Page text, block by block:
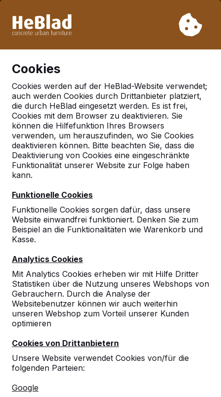
Woche 33 nicht. Bitte berücksichtigen Sie daher längere
Cookies
Cookies werden auf der HeBlad-Website verwendet;
auch werden Cookies durch Drittanbieter platziert,
die durch HeBlad eingesetzt werden. Es ist frei,
Cookies mit dem Browser zu deaktivieren. Sie
können die Hilfefunktion Ihres Browsers
verwenden, um herauszufinden, wo Sie Cookies
deaktivieren können. Bitte beachten Sie, dass die
Deaktivierung von Cookies eine eingeschränkte
Funktionalität unserer Website zur Folge haben
kann.
Funktionelle Cookies
Funktionelle Cookies sorgen dafür, dass unsere
Website einwandfrei funktioniert. Denken Sie zum
Beispiel an die Funktionalitäten wie Warenkorb und
Kasse.
Analytics Cookies
Mit Analytics Cookies erheben wir mit Hilfe Dritter
Statistiken über die Nutzung unseres Webshops von
Gebrauchern. Durch die Analyse der
Websitebenutzer können wir auch weiterhin
unseren Webshop zum Vorteil unserer Kunden
optimieren
Cookies von Drittanbietern
Unsere Website verwendet Cookies von/für die
folgenden Parteien:
Google
Deutschland
Referenties in:Leipzig
10
bei Ihnen.
01-09-2017